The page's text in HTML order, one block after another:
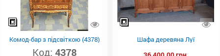
Комод-бар з підсвіткою (4378)
Код: 4378
Шафа деревяна Луї